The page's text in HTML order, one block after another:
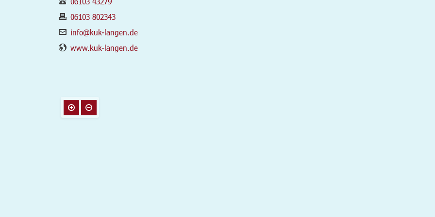
06103 802343
info@kuk-langen.de
www.kuk-langen.de